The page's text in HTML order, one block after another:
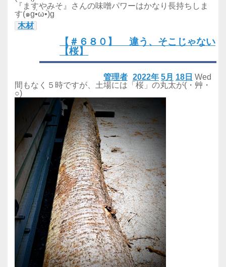
『ますやみそ』さんの味噌パワーはかなり長持ちしま
す(๑g•̀ω•́)g
木材
【＃６８０】 違う、そこじゃない
【桜】
2022年 5月 18日 Wed
管理者
間もなく５時ですが、土場には「桜」の丸太が(・艸・
○)